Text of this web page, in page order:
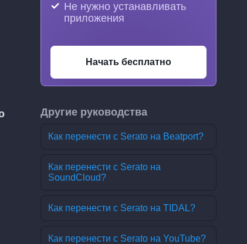
Не нужно устанавливать
приложения
Начать бесплатно
Другие руководства
Как перенести с Serato на Beatport?
Как перенести с Serato на
SoundCloud?
Как перенести с Serato на TIDAL?
Как перенести с Serato на YouTube?